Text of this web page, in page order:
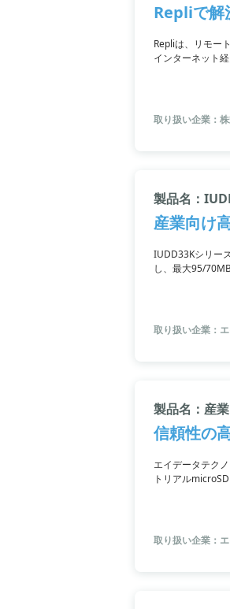
Repliで解
Repliは、リモー
インターネット
キュリティ対策
取り扱い企業：
製品名：
産業向け
IUDD33Kシリー
し、最大95/
取り扱い企業：
製品名：産
信頼性の
エイデータテク
トリアル
実現しています
取り扱い企業：